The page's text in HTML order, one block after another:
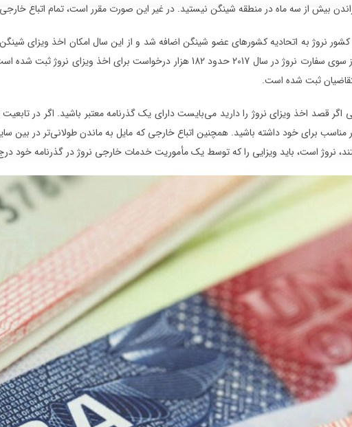
بیش از سه ماه در منطقه شینگن نیستید. در غیر این صورت مقرر است، تمام اتباع خارجی
از سال 2001 کشور نروژ به اتحادیه کشورهای عضو شینگن اضافه شد و از این سال امکان اخذ ویزای
ثبت شده است.
اگر قصد اخذ ویزای نروژ را دارید می‌بایست دارای یک گذرنامه معتبر باشید. اگر در
مناسب برای خود داشته باشید. همچنین اتباع خارجی که مایل به ماندن طولانی‌تر در بین
نروژ است، باید ویزایی را که توسط یک مأموریت خدمات خارجی نروژ در گذرنامه خود